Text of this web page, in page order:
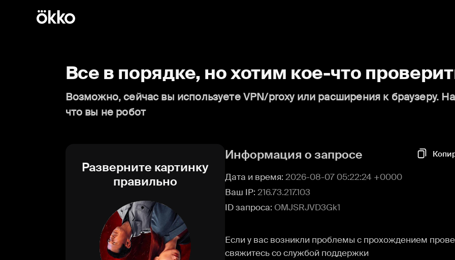
Все в порядке, но хотим кое-что
Возможно, сейчас вы используете VPN/proxy или расширения к браузеру.
что вы не робот
Разверните картинку
правильно
Информация о запросе
Дата и время: 2026-08-07 05:22:24 +0000
Ваш IP: 216.73.217.103
ID запроса: OMJSRJVD3Gk1
Если у вас возникли проблемы с прохождением
свяжитесь со службой поддержки